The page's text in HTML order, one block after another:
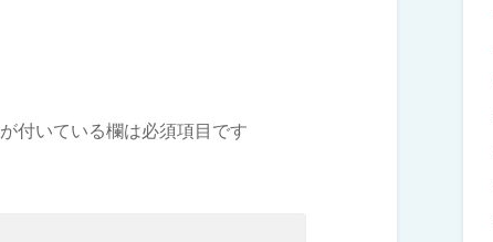
が付いている欄は必須項目です